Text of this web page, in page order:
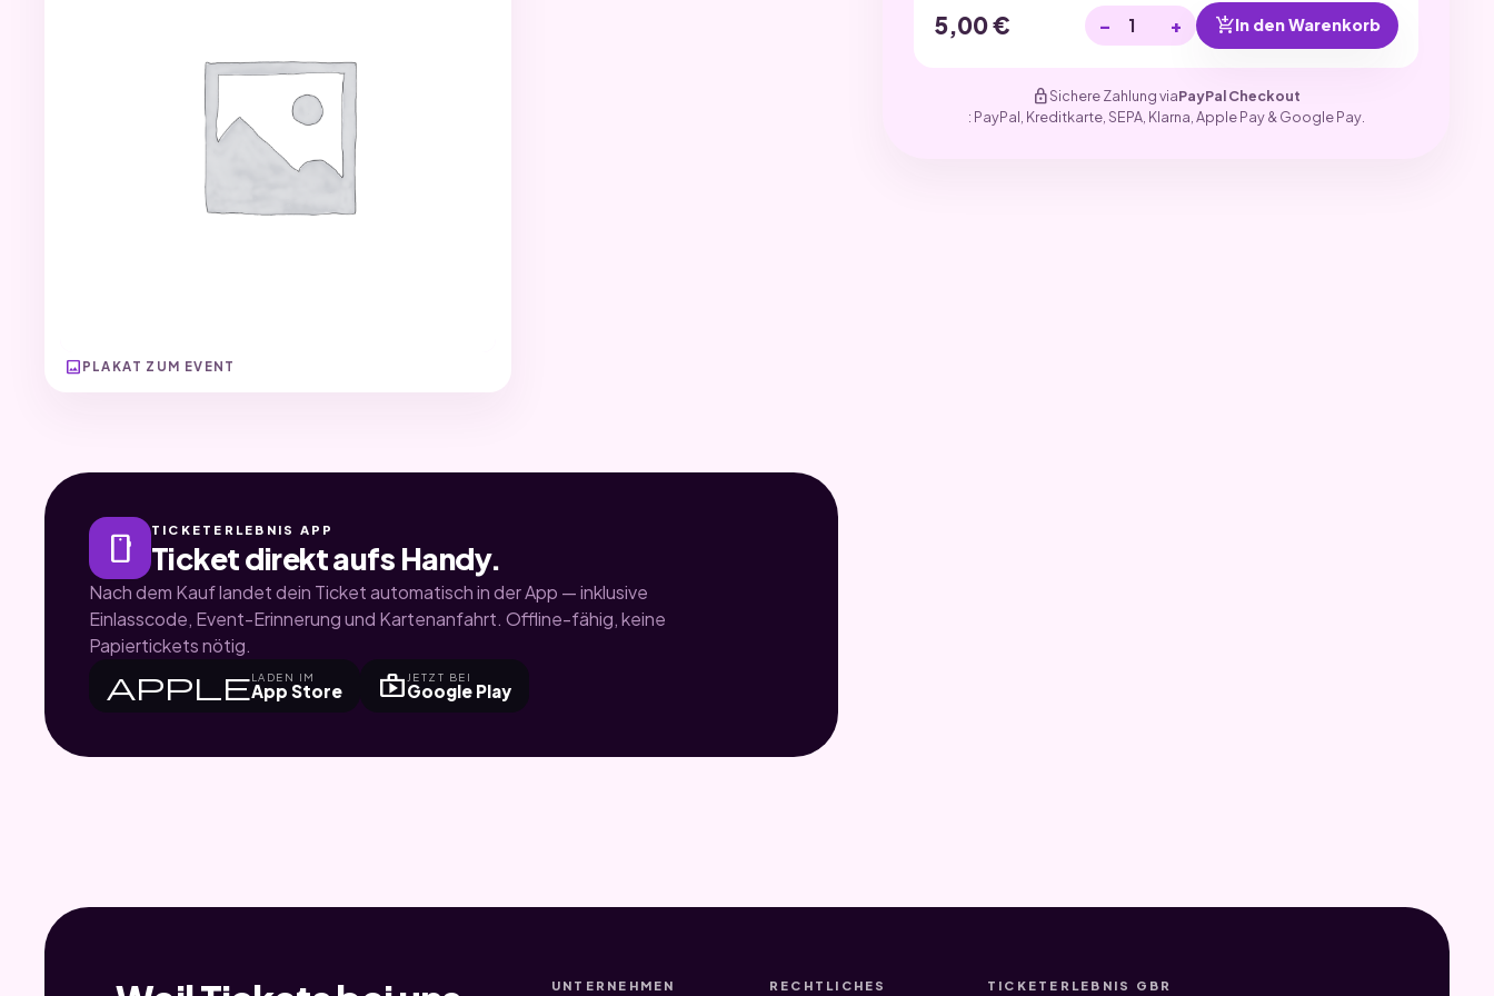
image PLAKAT ZUM EVENT
smartphone TICKETERLEBNIS APP
Ticket direkt aufs Handy.
Nach dem Kauf landet dein Ticket automatisch in der App — inklusive
Einlasscode, Event-Erinnerung und Kartenanfahrt. Offline-fähig, keine
Papiertickets nötig.
appleLADEN IM
App Store shop JETZT BEI
Google Play
5,00€ − + add_shopping_cartIn den Warenkorb
lockSichere Zahlung viaPayPal Checkout
: PayPal, Kreditkarte, SEPA, Klarna, Apple Pay & Google Pay.
UNTERNEHMEN RECHTLICHES TICKETERLEBNIS GBR